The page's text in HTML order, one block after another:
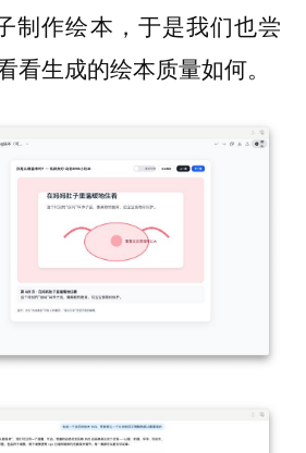
制作绘本，于是我们也尝
看生成的绘本质量如何。